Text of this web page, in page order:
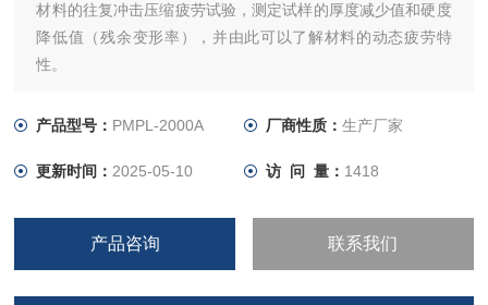
材料的往复冲击压缩疲劳试验，测定试样的厚度减少值和硬度
降低值（残余变形率），并由此可以了解材料的动态疲劳特
性。
产品型号： PMPL-2000A 厂商性质： 生产厂家
更新时间： 2025-05-10 访 问 量： 1418
产品咨询 联系我们